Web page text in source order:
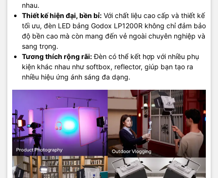
nhau.
Thiết kế hiện đại, bền bỉ: Với chất liệu cao cấp và thiết kế
tối ưu, đèn LED bảng Godox LP1200R không chỉ đảm bảo
độ bền cao mà còn mang đến vẻ ngoài chuyên nghiệp và
sang trọng.
Tương thích rộng rãi:Đèn có thể kết hợp với nhiều phụ
kiện khác nhau như softbox, reflector, giúp bạn tạo ra
nhiều hiệu ứng ánh sáng đa dạng.